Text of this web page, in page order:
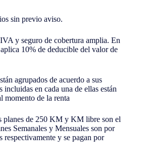
sin previo aviso.
y seguro de cobertura amplia. En
10% de deducible del valor de
agrupados de acuerdo a sus
incluidas en cada una de ellas están
momento de la renta
de 250 KM y KM libre son el
Semanales y Mensuales son por
y se pagan por